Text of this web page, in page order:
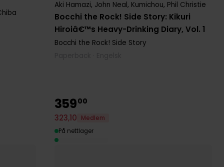
Bocchi the Rock! Side Story: Kikuri
Hiroiâ€™s Heavy-Drinking Diary, Vol. 1
Aki Hamazi, John Neal, Kumichou, Phil Christie
Bocchi the Rock! Side Story
35900
323,10
Medlem
På nettlager